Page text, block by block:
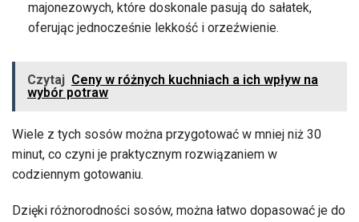
majonezowych, które doskonale pasują do sałatek,
oferując jednocześnie lekkość i orzeźwienie.
Czytaj Ceny w różnych kuchniach a ich wpływ na
wybór potraw
Wiele z tych sosów można przygotować w mniej niż 30
minut, co czyni je praktycznym rozwiązaniem w
codziennym gotowaniu.
Dzięki różnorodności sosów, można łatwo dopasować je do